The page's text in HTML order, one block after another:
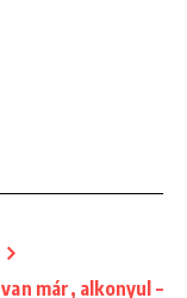
már, alkonyul –